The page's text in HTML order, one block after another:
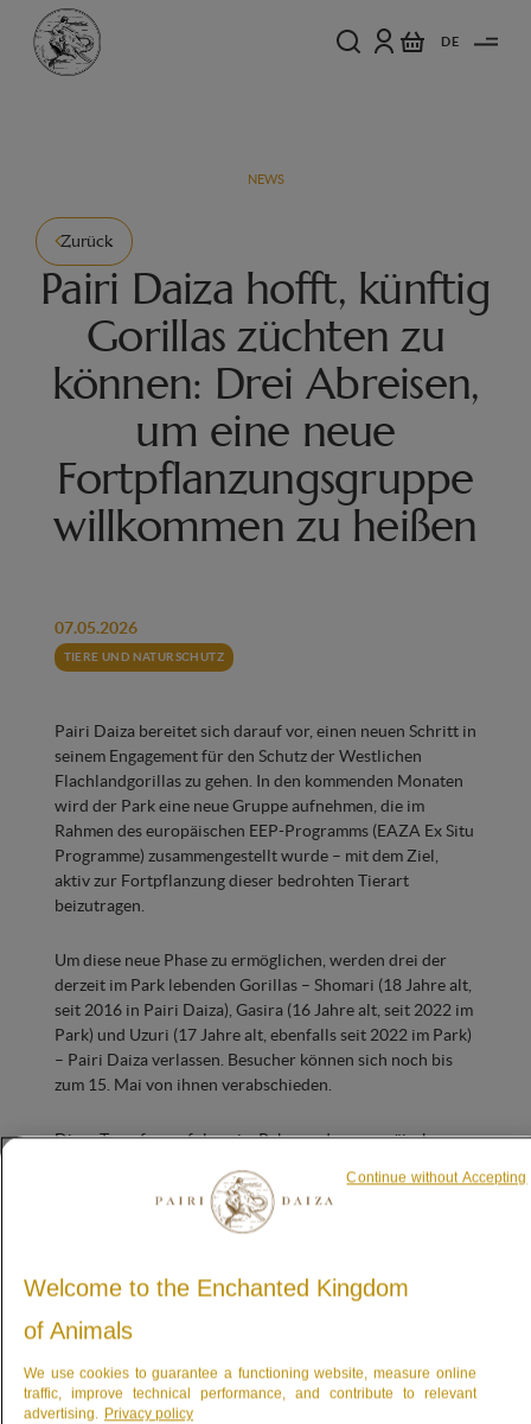
DE
NEWS
Zurück
Pairi Daiza hofft, künftig
Gorillas züchten zu
können: Drei Abreisen,
um eine neue
Fortpflanzungsgruppe
willkommen zu heißen
07.05.2026
TIERE UND NATURSCHUTZ
Pairi Daiza bereitet sich darauf vor, einen neuen Schritt in
seinem Engagement für den Schutz der Westlichen
Flachlandgorillas zu gehen. In den kommenden Monaten
wird der Park eine neue Gruppe aufnehmen, die im
Rahmen des europäischen EEP-Programms (EAZA Ex Situ
Programme) zusammengestellt wurde – mit dem Ziel,
aktiv zur Fortpflanzung dieser bedrohten Tierart
beizutragen.
Um diese neue Phase zu ermöglichen, werden drei der
derzeit im Park lebenden Gorillas – Shomari (18 Jahre alt,
seit 2016 in Pairi Daiza), Gasira (16 Jahre alt, seit 2022 im
Park) und Uzuri (17 Jahre alt, ebenfalls seit 2022 im Park)
– Pairi Daiza verlassen. Besucher können sich noch bis
zum 15. Mai von ihnen verabschieden.
Diese Transfers erfolgen im Rahmen des europäischen
Artenkoordinators. Die drei Gorillas ziehen in den Zoo
Blijdorp in Rotterdam um.
Umbau eines Vulkans zur Aufnahme
der neuen Gruppe
Origins, der Welt von Pairi Daiza, die der Schönheit
Afrikas gewidmet ist, wird umgestaltet, um die neue
Welcome to the Enchanted Kingdom
of Animals
We use cookies to guarantee a functioning website, measure online
traffic, improve technical performance, and contribute to relevant
advertising. Privacy policy
Continue without Accepting